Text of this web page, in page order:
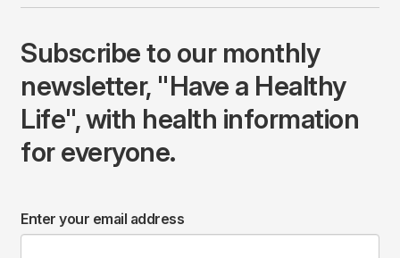
Subscribe to our monthly
newsletter, "Have a Healthy
Life", with health information
for everyone.
Enter your email address